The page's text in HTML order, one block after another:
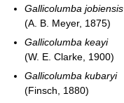
Gallicolumba jobiensis
(A. B. Meyer, 1875)
Gallicolumba keayi
(W. E. Clarke, 1900)
Gallicolumba kubaryi
(Finsch, 1880)